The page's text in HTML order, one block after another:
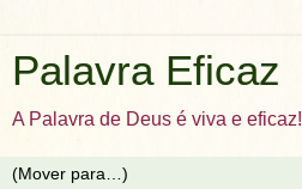
Palavra Eficaz
A Palavra de Deus é viva e eficaz!